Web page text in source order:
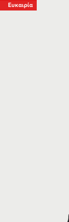
Ευκαιρία